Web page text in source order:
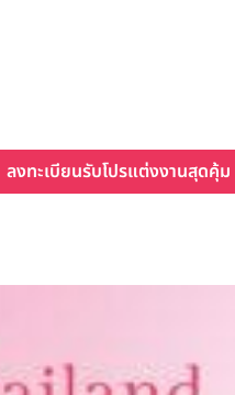
ลงทะเบียนรับโปรแต่งงานสุดคุ้ม